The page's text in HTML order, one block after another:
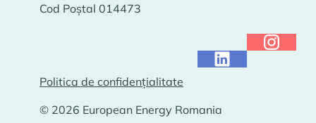
Cod Poștal 014473
© 2026 European Energy Romania
Politica de confidențialitate